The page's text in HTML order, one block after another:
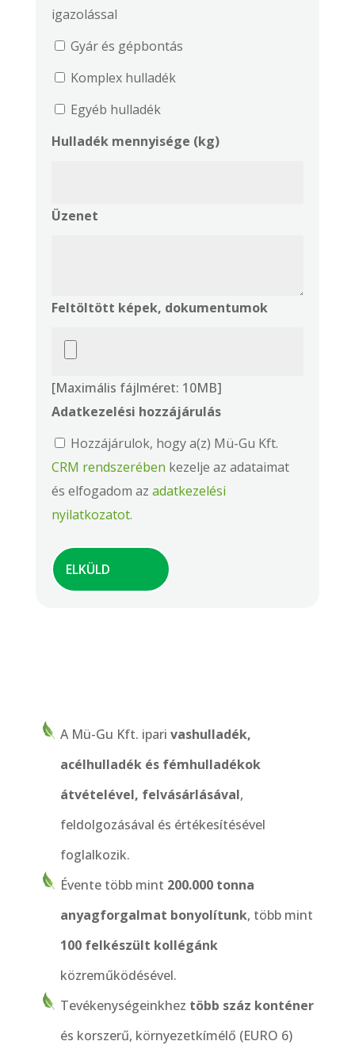
igazolással
Gyár és gépbontás
Komplex hulladék
Egyéb hulladék
Hulladék mennyisége (kg)
Üzenet
Feltöltött képek, dokumentumok
[Maximális fájlméret: 10MB]
Adatkezelési hozzájárulás
Hozzájárulok, hogy a(z) Mü-Gu Kft.
CRM rendszerében kezelje az adataimat
és elfogadom az adatkezelési
nyilatkozatot.
A Mü-Gu Kft. ipari vashulladék,
acélhulladék és fémhulladékok
átvételével, felvásárlásával,
feldolgozásával és értékesítésével
foglalkozik.
Évente több mint 200.000 tonna
anyagforgalmat bonyolítunk, több mint
100 felkészült kollégánk
közreműködésével.
Tevékenységeinkhez több száz konténer
és korszerű, környezetkímélő (EURO 6)